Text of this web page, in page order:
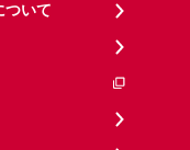
ついて